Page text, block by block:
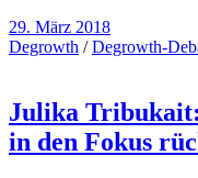
29. März 2018
Degrowth /Degrowth-
Julika
in den Fokus